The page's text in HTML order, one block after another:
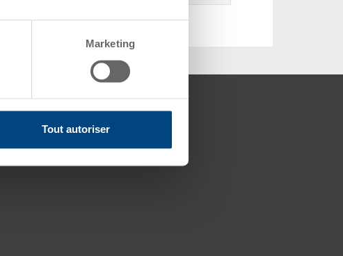
Marketing
Tout autoriser
Compétences
Certificats
Adhésions